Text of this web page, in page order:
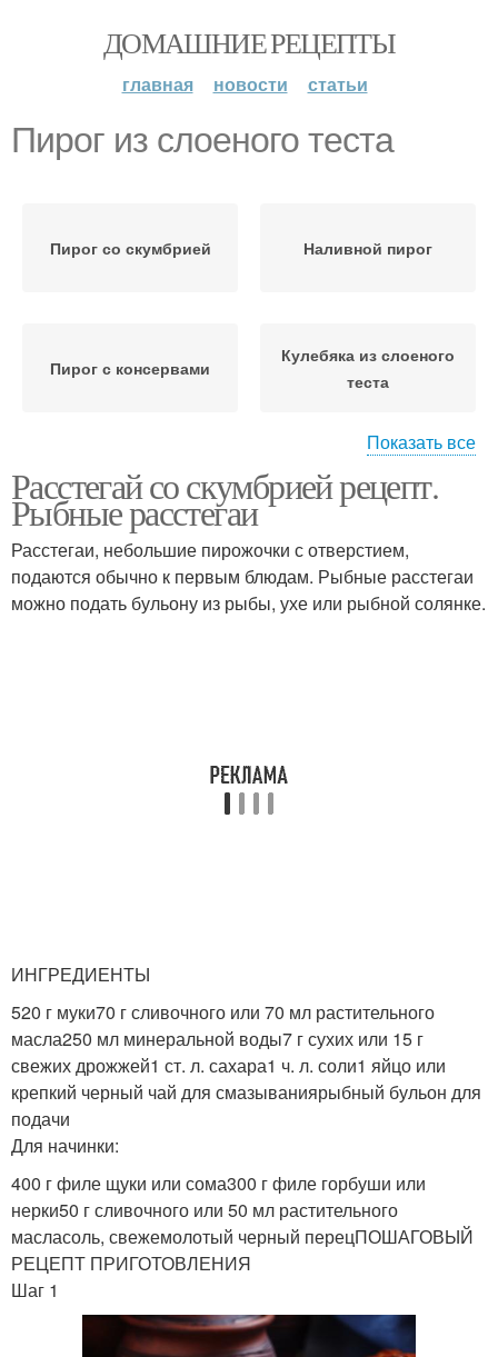
ДОМАШНИЕ РЕЦЕПТЫ
главная новости статьи
Пирог из слоеного теста
Пирог со скумбрией Наливной пирог
Пирог с консервами
Кулебяка из слоеного
теста
Пирог с сырой рыбой Пироги с рыбой
Рыбный пирог Пирог с рисом
Пирог с консервой
Пирог с
консервированной
Начинка для пирога
Быстрый пирог Пирог с рыбой
Рис из дрожжевого
теста
Рисовый пирог
Показать все
Расстегай со скумбрией рецепт.
Рыбные расстегаи
Расстегаи, небольшие пирожочки с отверстием,
подаются обычно к первым блюдам. Рыбные расстегаи
можно подать бульону из рыбы, ухе или рыбной солянке.
ИНГРЕДИЕНТЫ
520 г муки70 г сливочного или 70 мл растительного
масла250 мл минеральной воды7 г сухих или 15 г
свежих дрожжей1 ст. л. сахара1 ч. л. соли1 яйцо или
крепкий черный чай для смазываниярыбный бульон для
подачи
Для начинки:
400 г филе щуки или сома300 г филе горбуши или
нерки50 г сливочного или 50 мл растительного
масласоль, свежемолотый черный перецПОШАГОВЫЙ
РЕЦЕПТ ПРИГОТОВЛЕНИЯ
Шаг 1